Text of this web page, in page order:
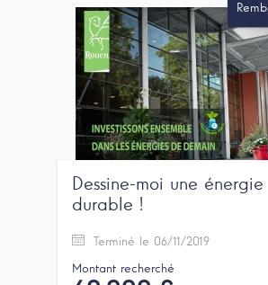
Dessine-moi une énergie
durable !
Terminé le 06/11/2019
Montant recherché